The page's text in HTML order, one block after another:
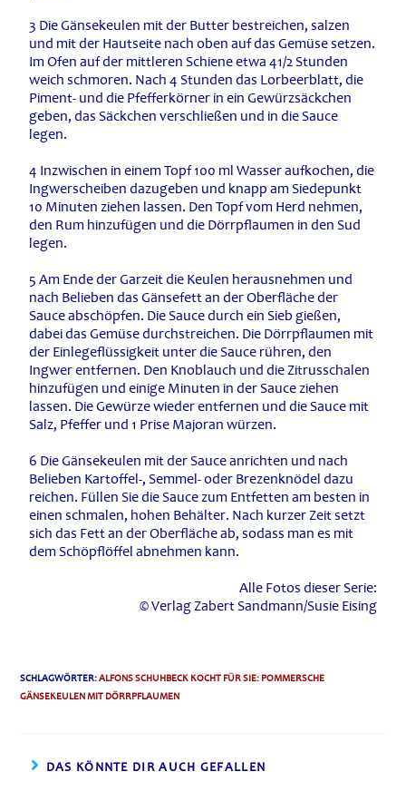
3 Die Gänsekeulen mit der Butter bestreichen, salzen
und mit der Hautseite nach oben auf das Gemüse setzen.
Im Ofen auf der mittleren Schiene etwa 41/2 Stunden
weich schmoren. Nach 4 Stunden das Lorbeerblatt, die
Piment- und die Pfefferkörner in ein Gewürzsäckchen
geben, das Säckchen verschließen und in die Sauce
legen.
4 Inzwischen in einem Topf 100 ml Wasser aufkochen, die
Ingwerscheiben dazugeben und knapp am Siedepunkt
10 Minuten ziehen lassen. Den Topf vom Herd nehmen,
den Rum hinzufügen und die Dörrpflaumen in den Sud
legen.
5 Am Ende der Garzeit die Keulen herausnehmen und
nach Belieben das Gänsefett an der Oberfläche der
Sauce abschöpfen. Die Sauce durch ein Sieb gießen,
dabei das Gemüse durchstreichen. Die Dörrpflaumen mit
der Einlegeflüssigkeit unter die Sauce rühren, den
Ingwer entfernen. Den Knoblauch und die Zitrusschalen
hinzufügen und einige Minuten in der Sauce ziehen
lassen. Die Gewürze wieder entfernen und die Sauce mit
Salz, Pfeffer und 1 Prise Majoran würzen.
6 Die Gänsekeulen mit der Sauce anrichten und nach
Belieben Kartoffel-, Semmel- oder Brezenknödel dazu
reichen. Füllen Sie die Sauce zum Entfetten am besten in
einen schmalen, hohen Behälter. Nach kurzer Zeit setzt
sich das Fett an der Oberfläche ab, sodass man es mit
dem Schöpflöffel abnehmen kann.
Alle Fotos dieser Serie:
© Verlag Zabert Sandmann/Susie Eising
SCHLAGWÖRTER:ALFONS SCHUHBECK KOCHT FÜR SIE: POMMERSCHE
GÄNSEKEULEN MIT DÖRRPFLAUMEN
DAS KÖNNTE DIR AUCH GEFALLEN